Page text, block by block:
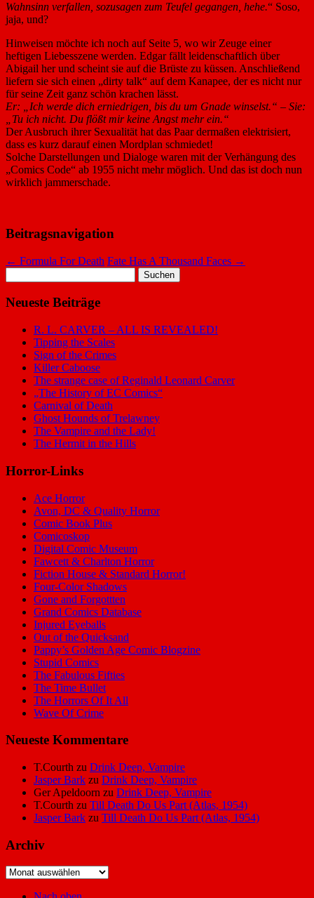
Wahnsinn verfallen, sozusagen zum Teufel gegangen, hehe.“ Soso,
jaja, und?
Hinweisen möchte ich noch auf Seite 5, wo wir Zeuge einer
heftigen Liebesszene werden. Edgar fällt leidenschaftlich über
Abigail her und scheint sie auf die Brüste zu küssen. Anschließend
liefern sie sich einen „dirty talk“ auf dem Kanapee, der es nicht nur
für seine Zeit ganz schön krachen lässt.
Er: „Ich werde dich erniedrigen, bis du um Gnade winselst.“ – Sie:
„Tu ich nicht. Du flößt mir keine Angst mehr ein.“
Der Ausbruch ihrer Sexualität hat das Paar dermaßen elektrisiert,
dass es kurz darauf einen Mordplan schmiedet!
Solche Darstellungen und Dialoge waren mit der Verhängung des
„Comics Code“ ab 1955 nicht mehr möglich. Und das ist doch nun
wirklich jammerschade.
Beitragsnavigation
← Formula For Death Fate Has A Thousand Faces →
nach:
Neueste Beiträge
R. L. CARVER – ALL IS REVEALED!
Tipping the Scales
Sign of the Crimes
Killer Caboose
The strange case of Reginald Leonard Carver
„The History of EC Comics“
Carnival of Death
Ghost Hounds of Trelawney
The Vampire and the Lady!
The Hermit in the Hills
Horror-Links
Ace Horror
Avon, DC & Quality Horror
Comic Book Plus
Comicoskop
Digital Comic Museum
Fawcett & Charlton Horror
Fiction House & Standard Horror!
Four-Color Shadows
Gone and Forgottten
Grand Comics Database
Injured Eyeballs
Out of the Quicksand
Pappy’s Golden Age Comic Blogzine
Stupid Comics
The Fabulous Fifties
The Time Bullet
The Horrors Of It All
Wave Of Crime
Neueste Kommentare
T.Courth zu Drink Deep, Vampire
Jasper Bark zu Drink Deep, Vampire
Ger Apeldoorn zu Drink Deep, Vampire
T.Courth zu Till Death Do Us Part (Atlas, 1954)
Jasper Bark zu Till Death Do Us Part (Atlas, 1954)
Archiv
Archiv